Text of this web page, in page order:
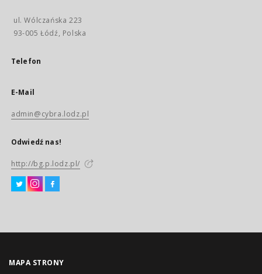
ul. Wólczańska 223
93-005 Łódź, Polska
Telefon
E-Mail
admin@cybra.lodz.pl
Odwiedź nas!
http://bg.p.lodz.pl/
MAPA STRONY